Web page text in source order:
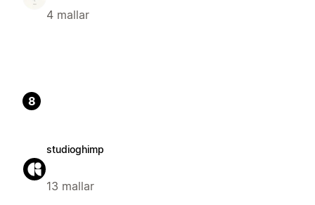
4 mallar
8
studioghimp
13 mallar